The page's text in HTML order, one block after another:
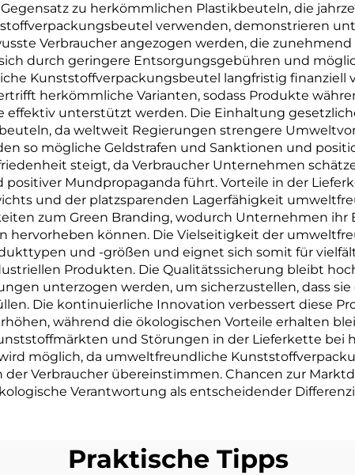
zu herkömmlichen Plastikbeuteln, die
verwenden, demonstrieren
Verbraucher angezogen werden, die
durch geringere Entsorgungsgebühren und
Kunststoffverpackungsbeutel langfristig finanziell
herkömmliche Varianten, sodass Produkte
effektiv unterstützt werden. Die Einhaltung
da weltweit Regierungen strengere
so mögliche Geldstrafen und Sanktionen und
steigt, da Verbraucher Unternehmen
Mundpropaganda führt. Vorteile in der
und der platzsparenden Lagerfähigkeit
zum Green Branding, wodurch Unternehmen
hervorheben können. Die Vielseitigkeit der
und -größen und eignet sich somit für
Produkten. Die Qualitätssicherung bleibt
unterzogen werden, um sicherzustellen, dass
Die kontinuierliche Innovation verbessert diese
während die ökologischen Vorteile erhalten
und Störungen in der Lieferkette bei
möglich, da umweltfreundliche
Verbraucher übereinstimmen. Chancen zur
Verantwortung als entscheidender
Praktische Tipps